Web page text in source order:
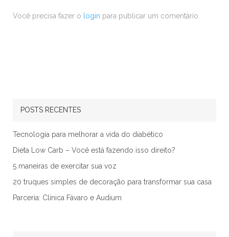
Você precisa fazer o login para publicar um comentário.
POSTS RECENTES
Tecnologia para melhorar a vida do diabético
Dieta Low Carb – Você está fazendo isso direito?
5 maneiras de exercitar sua voz
20 truques simples de decoração para transformar sua casa
Parceria: Clínica Fávaro e Audium